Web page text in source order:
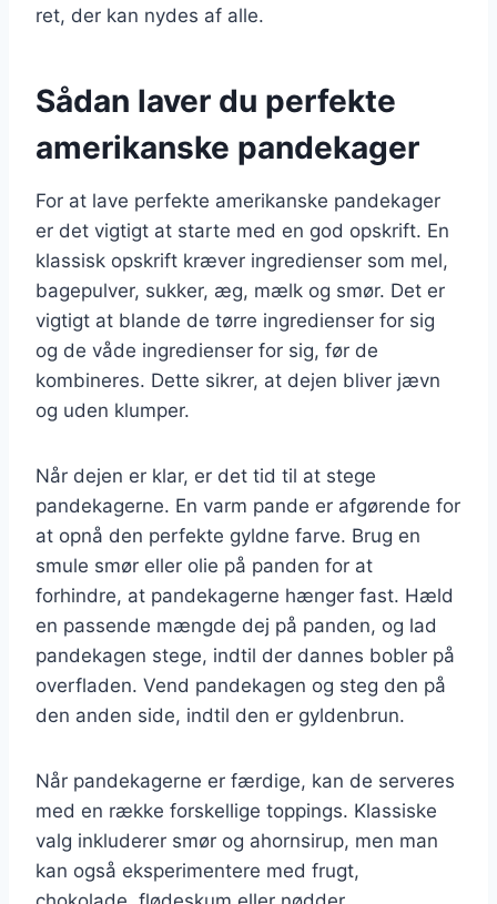
ret, der kan nydes af alle.
Sådan laver du perfekte
amerikanske pandekager
For at lave perfekte amerikanske pandekager
er det vigtigt at starte med en god opskrift. En
klassisk opskrift kræver ingredienser som mel,
bagepulver, sukker, æg, mælk og smør. Det er
vigtigt at blande de tørre ingredienser for sig
og de våde ingredienser for sig, før de
kombineres. Dette sikrer, at dejen bliver jævn
og uden klumper.
Når dejen er klar, er det tid til at stege
pandekagerne. En varm pande er afgørende for
at opnå den perfekte gyldne farve. Brug en
smule smør eller olie på panden for at
forhindre, at pandekagerne hænger fast. Hæld
en passende mængde dej på panden, og lad
pandekagen stege, indtil der dannes bobler på
overfladen. Vend pandekagen og steg den på
den anden side, indtil den er gyldenbrun.
Når pandekagerne er færdige, kan de serveres
med en række forskellige toppings. Klassiske
valg inkluderer smør og ahornsirup, men man
kan også eksperimentere med frugt,